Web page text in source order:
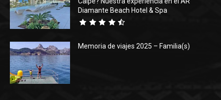
Diamante Beach Hotel & Spa
Memoria de viajes 2025 – Familia(s)